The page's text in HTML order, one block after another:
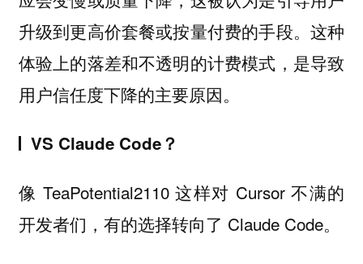
升级到更高价套餐或按量付费的手段。这种
体验上的落差和不透明的计费模式，是导致
用户信任度下降的主要原因。
VS Claude Code？
像 TeaPotential2110 这样对 Cursor 不满的
开发者们，有的选择转向了 Claude Code。